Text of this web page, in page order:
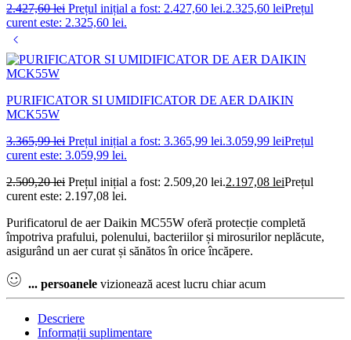
2.427,60lei Prețul inițial a fost: 2.427,60 lei.2.325,60 leiPrețul
curent este: 2.325,60 lei.
PURIFICATOR SI UMIDIFICATOR DE AER DAIKIN
MCK55W
3.365,99lei Prețul inițial a fost: 3.365,99 lei.3.059,99 leiPrețul
curent este: 3.059,99 lei.
2.509,20lei Prețul inițial a fost: 2.509,20 lei.2.197,08 leiPrețul
curent este: 2.197,08 lei.
Purificatorul de aer Daikin MC55W oferă protecție completă
împotriva prafului, polenului, bacteriilor și mirosurilor neplăcute,
asigurând un aer curat și sănătos în orice încăpere.
... persoanele vizionează acest lucru chiar acum
Descriere
Informații suplimentare